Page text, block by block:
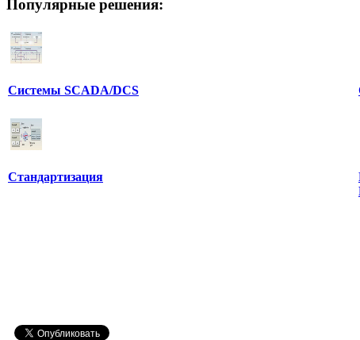
Популярные решения:
Системы SCADA/DCS
Стандартизация